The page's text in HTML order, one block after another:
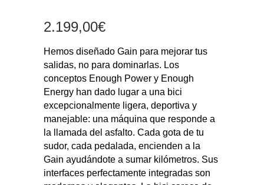
2.199,00€
Hemos diseñado Gain para mejorar tus
salidas, no para dominarlas. Los
conceptos Enough Power y Enough
Energy han dado lugar a una bici
excepcionalmente ligera, deportiva y
manejable: una máquina que responde a
la llamada del asfalto. Cada gota de tu
sudor, cada pedalada, encienden a la
Gain ayudándote a sumar kilómetros. Sus
interfaces perfectamente integradas son